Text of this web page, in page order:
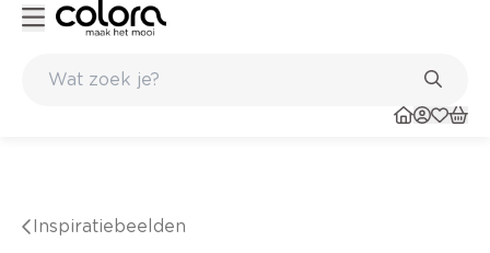
Inspiratiebeelden